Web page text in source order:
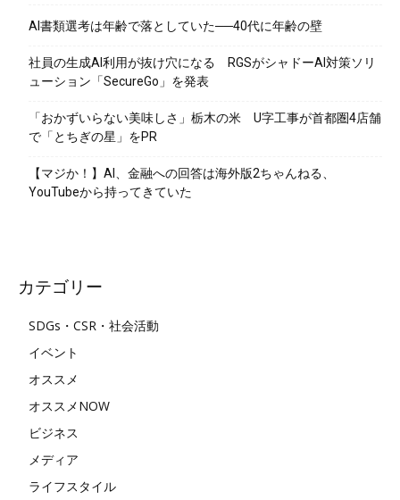
AI書類選考は年齢で落としていた──40代に年齢の壁
社員の生成AI利用が抜け穴になる RGSがシャドーAI対策ソリ
ューション「SecureGo」を発表
「おかずいらない美味しさ」栃木の米 U字工事が首都圏4店舗
で「とちぎの星」をPR
【マジか！】AI、金融への回答は海外版2ちゃんねる、
YouTubeから持ってきていた
カテゴリー
SDGs・CSR・社会活動
イベント
オススメ
オススメNOW
ビジネス
メディア
ライフスタイル